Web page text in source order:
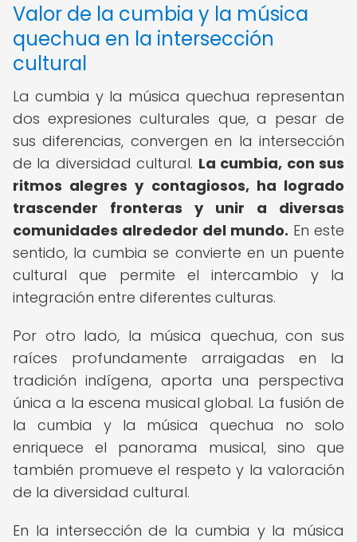
Valor de la cumbia y la música
quechua en la intersección
cultural
La cumbia y la música quechua representan
dos expresiones culturales que, a pesar de
sus diferencias, convergen en la intersección
de la diversidad cultural. La cumbia, con sus
ritmos alegres y contagiosos, ha logrado
trascender fronteras y unir a diversas
comunidades alrededor del mundo. En este
sentido, la cumbia se convierte en un puente
cultural que permite el intercambio y la
integración entre diferentes culturas.
Por otro lado, la música quechua, con sus
raíces profundamente arraigadas en la
tradición indígena, aporta una perspectiva
única a la escena musical global. La fusión de
la cumbia y la música quechua no solo
enriquece el panorama musical, sino que
también promueve el respeto y la valoración
de la diversidad cultural.
En la intersección de la cumbia y la música